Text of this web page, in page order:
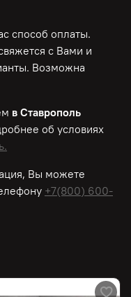
способ оплаты.
с Вами и
Возможна
в Ставрополь
об условиях
Вы можете
+7(800) 600-